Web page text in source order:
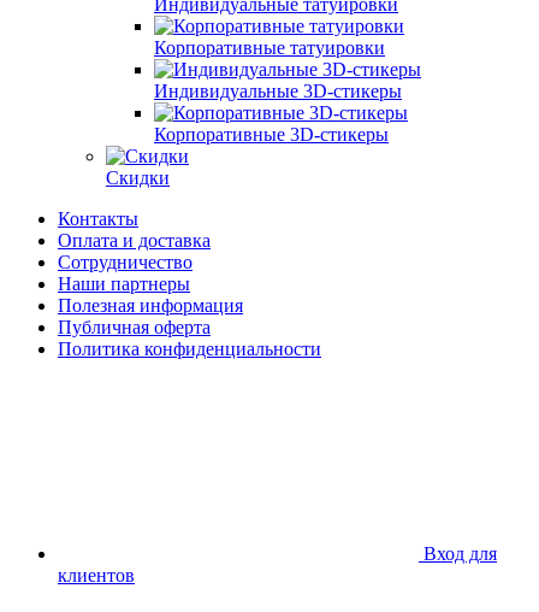
Корпоративные татуировки
Индивидуальные 3D-стикеры
Корпоративные 3D-стикеры
Скидки
Контакты
Оплата и доставка
Сотрудничество
Наши партнеры
Полезная информация
Публичная оферта
Политика конфиденциальности
Вход для
клиентов